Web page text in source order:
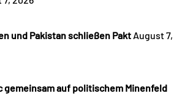
und Pakistan schließen Pakt August 7,
gemeinsam auf politischem Minenfeld